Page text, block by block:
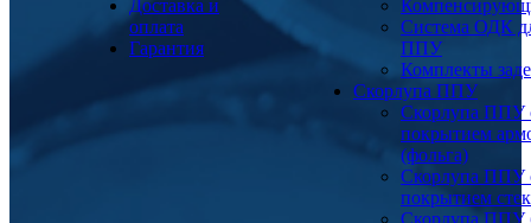
Доставка и
оплата
Гарантия
Система ОДК
ППУ
Комплекты
Скорлупа ППУ
Скорлупа ППУ
покрытием
(фольга)
Скорлупа ППУ
покрытием
Скорлупа ППУ